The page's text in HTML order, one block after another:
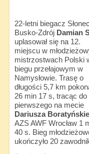
22-letni biegacz
Busko-Zdrój Damian
uplasował się na 12.
miejscu w
mistrzostwach Polski
biegu przełajowym w
Namysłowie. Trasę o
długości 5,7 km
26 min 17 s, tracąc do
pierwszego na mecie
Dariusza
AZS AWF Wrocław 1
40 s. Bieg
ukończyło 20